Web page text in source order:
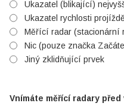
Ukazatel (blikající)
Ukazatel rychlosti
Měřící radar (stacionární
Nic (pouze značka
Jiný zklidňující prvek
Vnímáte měřící radary